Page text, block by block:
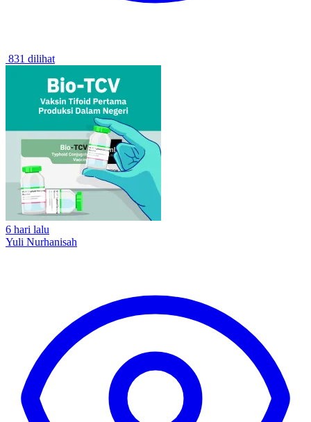
831 dilihat
6 hari lalu
Yuli Nurhanisah